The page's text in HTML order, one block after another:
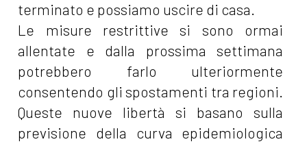
terminato e possiamo uscire di casa.
Le misure restrittive si sono ormai
allentate e dalla prossima settimana
potrebbero farlo ulteriormente
consentendo gli spostamenti tra regioni.
Queste nuove libertà si basano sulla
previsione della curva epidemiologica